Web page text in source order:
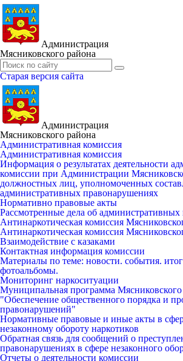
Администрация
Мясниковского района
Старая версия сайта
Администрация
Мясниковского района
Административная комиссия
Административная комиссия
Информация о результатах деятельности
комиссии при Администрации
должностных лиц, уполномоченных
административных правонарушениях
Нормативно правовые акты
Рассмотренные дела об
Антинаркотическая комиссия
Антинаркотическая комиссия
Взаимодействие с казаками
Контактная информация комиссии
Материалы по теме: новости. события.
фотоальбомы.
Мониторинг наркоситуации
Муниципальная программа Мясниковского
"Обеспечение общественного порядка и
правонарушений"
Нормативные правовые и иные акты в
незаконному обороту наркотиков
Обратная связь для сообщений о
правонарушениях в сфере незаконного
Отчеты о деятельности комиссии